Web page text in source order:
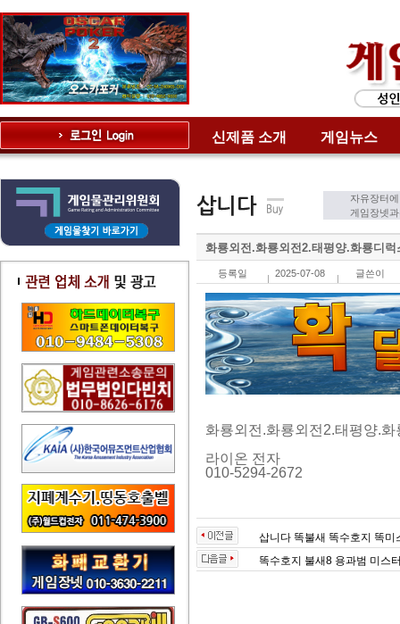
신제품 소개 게임뉴스
자유장터
게임장넷
화룡외전.화룡외전2.태평양.화룡디
등록일 2025-07-08 글쓴이
화룡외전.화룡외전2.태평양.
라이온 전자
010-5294-2672
삽니다 똑불새 똑수호지 똑
똑수호지 불새8 용과범 미스